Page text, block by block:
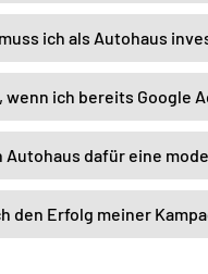
ich als Autohaus
wenn ich bereits Google
Autohaus dafür eine
den Erfolg meiner